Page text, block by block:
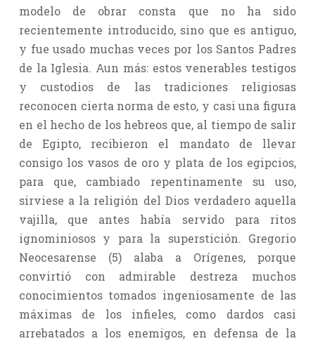
modelo de obrar consta que no ha sido
recientemente introducido, sino que es antiguo,
y fue usado muchas veces por los Santos Padres
de la Iglesia. Aun más: estos venerables testigos
y custodios de las tradiciones religiosas
reconocen cierta norma de esto, y casi una figura
en el hecho de los hebreos que, al tiempo de salir
de Egipto, recibieron el mandato de llevar
consigo los vasos de oro y plata de los egipcios,
para que, cambiado repentinamente su uso,
sirviese a la religión del Dios verdadero aquella
vajilla, que antes había servido para ritos
ignominiosos y para la superstición. Gregorio
Neocesarense (5) alaba a Orígenes, porque
convirtió con admirable destreza muchos
conocimientos tomados ingeniosamente de las
máximas de los infieles, como dardos casi
arrebatados a los enemigos, en defensa de la